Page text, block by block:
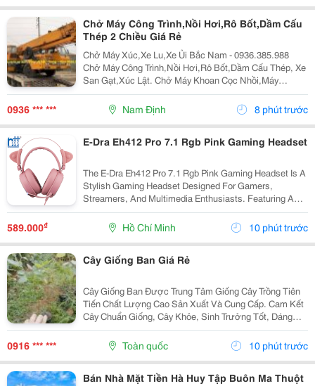
Chở Máy Công Trình,Nồi Hơi,Rô Bốt,Dầm Cấu
Thép 2 Chiều Giá Rẻ
Chở Máy Xúc,Xe Lu,Xe Ủi Bắc Nam - 0936.385.988
Chở Máy Công Trình,Nồi Hơi,Rô Bốt,Dầm Cấu Thép, Xe
San Gạt,Xúc Lật. Chở Máy Khoan Cọc Nhồi,Máy
Nghiền Đá,Trạm Trộn,Biến Thế. Nhận Chở Ghép Hàng
Hóa Máy Công Trình Đi Các Tỉnh Nam Bắc Giá Rẻ ...
0936 *** *** Nam Định 8 phút trước
E-Dra Eh412 Pro 7.1 Rgb Pink Gaming Headset
The E-Dra Eh412 Pro 7.1 Rgb Pink Gaming Headset Is A
Stylish Gaming Headset Designed For Gamers,
Streamers, And Multimedia Enthusiasts. Featuring A
Distinctive Pink Finish, Immersive 7.1 Virtual Surround
Sound , And Vibrant Rgb Lighting, It Delivers...
589.000₫ Hồ Chí Minh 10 phút trước
Cây Giống Ban Giá Rẻ
Cây Giống Ban Được Trung Tâm Giống Cây Trồng Tiên
Tiến Chất Lượng Cao Sản Xuất Và Cung Cấp. Cam Kết
Cây Chuẩn Giống, Cây Khỏe, Sinh Trưởng Tốt, Dáng
Đẹp, Chất Lượng Cao. Sđt/ Zalo: 0916.430.455 Đặc
Điểm Cây Giống Ban Cây Ban Là Giống Cây Cảnh
Quan...
0916 *** *** Toàn quốc 10 phút trước
Bán Nhà Mặt Tiền Hà Huy Tập Buôn Ma Thuột